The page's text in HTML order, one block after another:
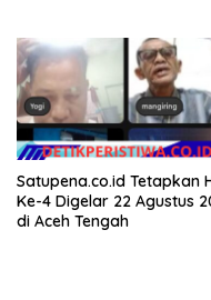
Satupena.co.id Tetapkan
Ke-4 Digelar 22 Agustus
di Aceh Tengah